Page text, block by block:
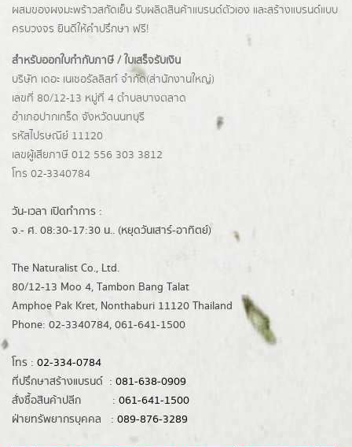
ผสมของผงมะพร้าวสกัดเย็น รับผลิตสินค้าแบรนด์ตัวเอง และสร้างแบรนด์แบบ
ครบวงจร ยินดีให้คำปรึกษา ฟรี!
สำหรับออกใบกำกับภาษี / ใบเสร็จรับเงิน
บริษัท เดอะ เนเชอรัลลิสท์ จำกัด(ส่านักงานใหญ่)
เลขที่ 80/12-13 หมู่ที่ 4 ตำบลบางตลาด
อำเภอปากเกร็ด จังหวัดนนทบุรี
รหัสไปรษณีย์ 11120
เลขผู้เสียภาษี 012 556 303 3812
โทร 02-3340784
วัน-เวลา เปิดทำการ :
จ.- ศ. 08:30-17:30 น.. (หยุดวันเสาร์-อาทิตย์)
The Naturalist Co., Ltd.
80/12-13 Moo 4, Tambon Bang Talat
Amphoe Pak Kret, Nonthaburi 11120 Thailand
Phone: 02-3340784, 061-641-1500
โทร : 02-334-0784
ที่ปรึกษาสร้างแบรนด์ : 081-638-0909
สั่งซื้อสินค้าปลีก : 061-641-1500
ฝ่ายทรัพยากรบุคคล : 089-876-3289